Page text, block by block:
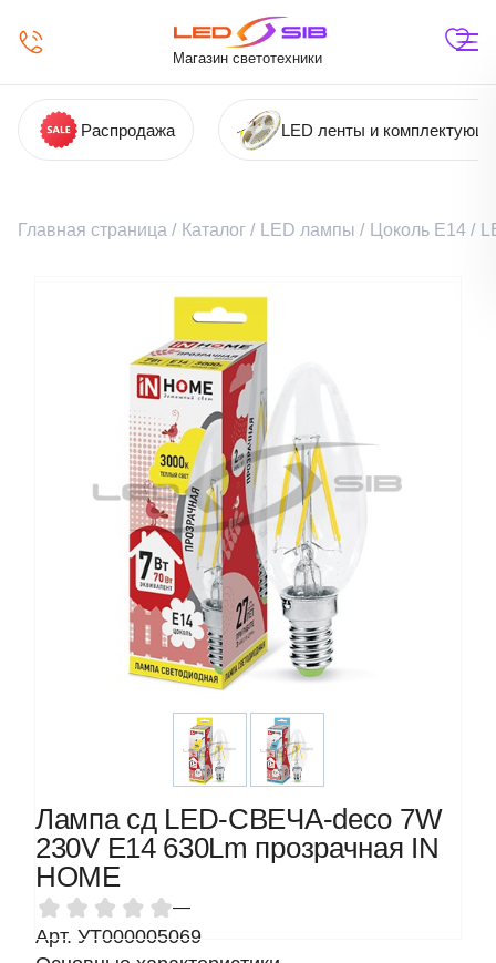
Магазин светотехники
Распродажа LED ленты и
Главная страница / Каталог / LED лампы / Цоколь Е14 /
Лампа сд LED-СВЕЧА-deco 7W
230V Е14 630Lm прозрачная IN
HOME
—
Арт. УТ000005069